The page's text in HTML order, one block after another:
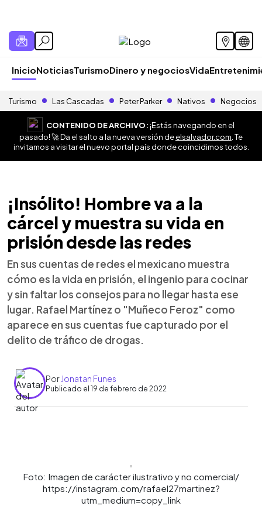
InicioNoticiasTurismoDinero y negociosVida
Turismo Las Cascadas Peter Parker Nativos Negocios
CONTENIDO DE ARCHIVO:¡Estás navegando en el
pasado! 🚀 Da el salto a la nueva versión deelsalvador.com . Te
invitamos a visitar el nuevo portal país donde coincidimos todos.
¡Insólito! Hombre va a la
cárcel y muestra su vida en
prisión desde las redes
En sus cuentas de redes el mexicano muestra
cómo es la vida en prisión, el ingenio para cocinar
y sin faltar los consejos para no llegar hasta ese
lugar. Rafael Martínez o "Muñeco Feroz" como
aparece en sus cuentas fue capturado por el
delito de tráfico de drogas.
Por Jonatan Funes
Publicado el 19 de febrero de 2022
Foto: Imagen de carácter ilustrativo y no comercial/
https://instagram.com/rafael27martinez?
utm_medium=copy_link